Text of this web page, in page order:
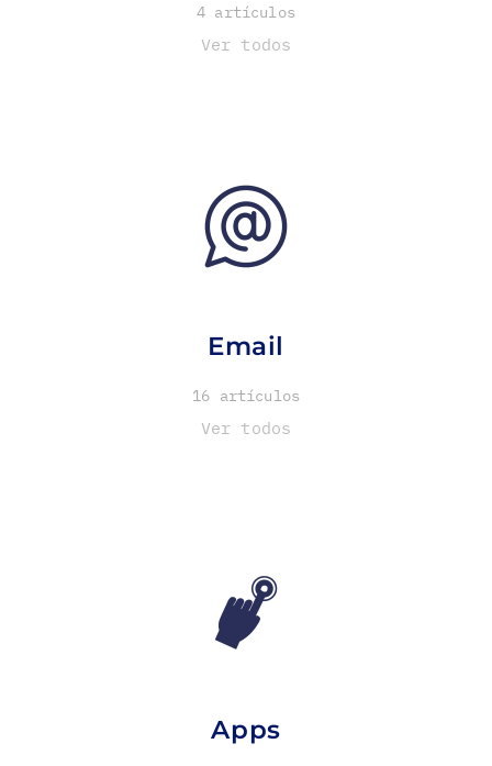
4 artículos
Ver todos
Email
16 artículos
Ver todos
Apps